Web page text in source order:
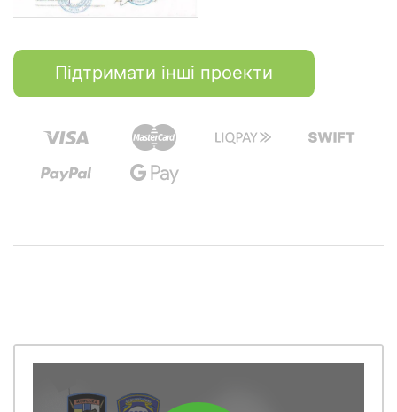
Підтримати інші проекти